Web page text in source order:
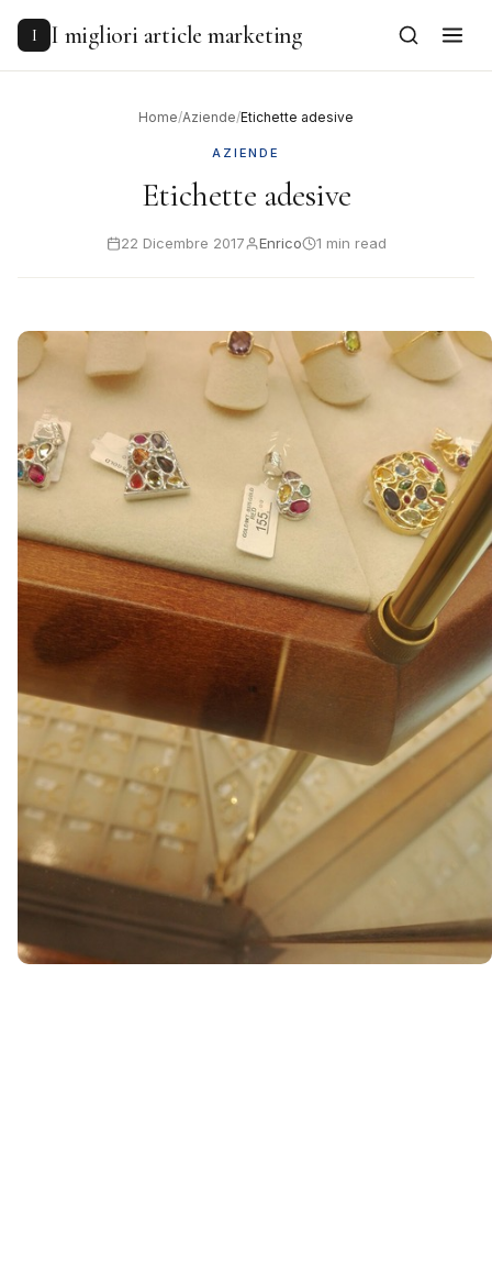
content
I I migliori article marketing
Home/Aziende/Etichette adesive
AZIENDE
Etichette adesive
22 Dicembre 2017 Enrico 1 min read